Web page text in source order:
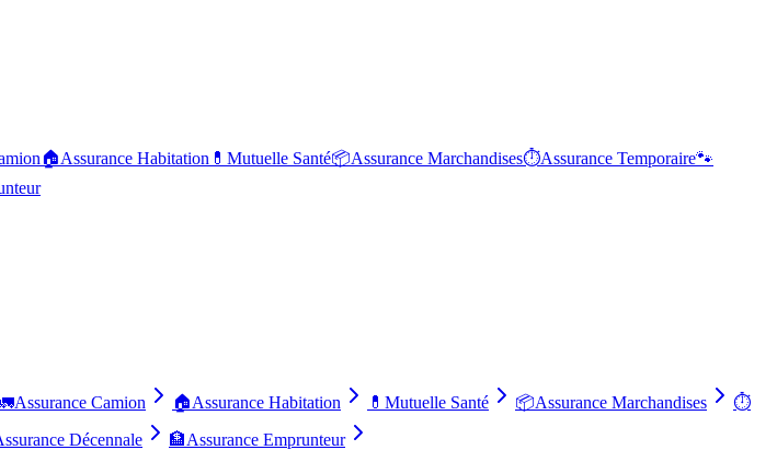
🏠Assurance Habitation 💊 Mutuelle Santé📦Assurance Marchandises⏱️Assurance Temporaire🐾
Assurance Camion 🏠Assurance Habitation 💊 Mutuelle Santé 📦Assurance Marchandises
⏱️
Décennale 🏦Assurance Emprunteur